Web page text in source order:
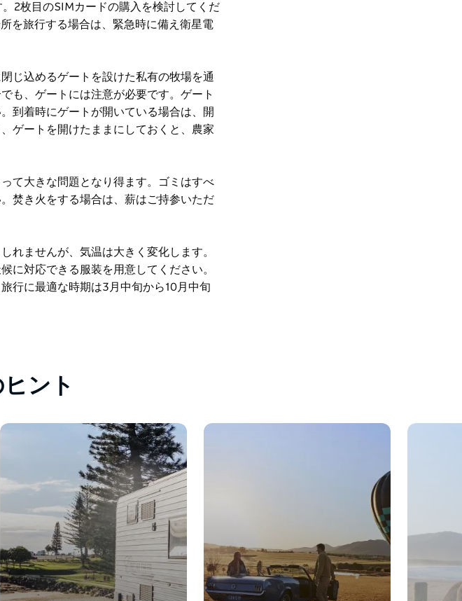
2枚目のSIMカードの購入を検討してくだ
を旅行する場合は、緊急時に備え衛星電
じ込めるゲートを設けた私有の牧場を通
も、ゲートには注意が必要です。ゲート
到着時にゲートが開いている場合は、開
ゲートを開けたままにしておくと、農家
て大きな問題となり得ます。ゴミはすべ
焚き火をする場合は、薪はご持参いただ
れませんが、気温は大きく変化します。
に対応できる服装を用意してください。
行に最適な時期は3月中旬から10月中旬
ント